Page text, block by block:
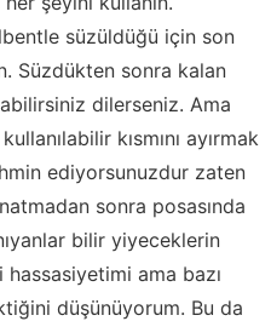
süzüldüğü için son
Süzdükten sonra kalan
dilerseniz. Ama
kısmını ayırmak
ediyorsunuzdur zaten
sonra posasında
bilir yiyeceklerin
ama bazı
düşünüyorum. Bu da